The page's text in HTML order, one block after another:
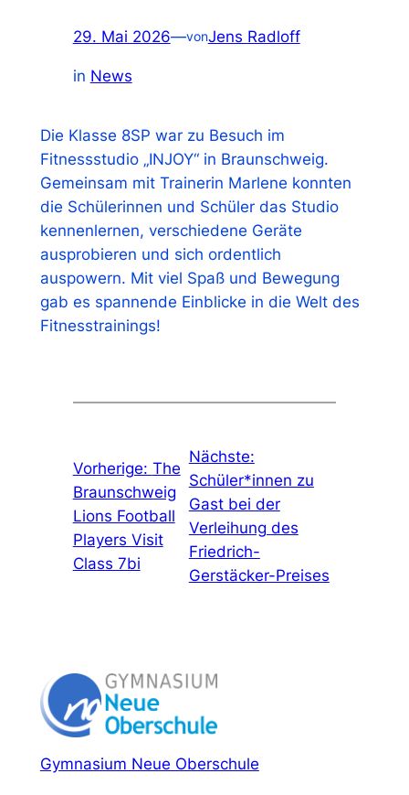
29. Mai 2026—vonJens Radloff
in News
Die Klasse 8SP war zu Besuch im
Fitnessstudio „INJOY“ in Braunschweig.
Gemeinsam mit Trainerin Marlene konnten
die Schülerinnen und Schüler das Studio
kennenlernen, verschiedene Geräte
ausprobieren und sich ordentlich
auspowern. Mit viel Spaß und Bewegung
gab es spannende Einblicke in die Welt des
Fitnesstrainings!
Vorherige: The
Braunschweig
Lions Football
Players Visit
Class 7bi
Nächste:
Schüler*innen zu
Gast bei der
Verleihung des
Friedrich-
Gerstäcker-Preises
Gymnasium Neue Oberschule